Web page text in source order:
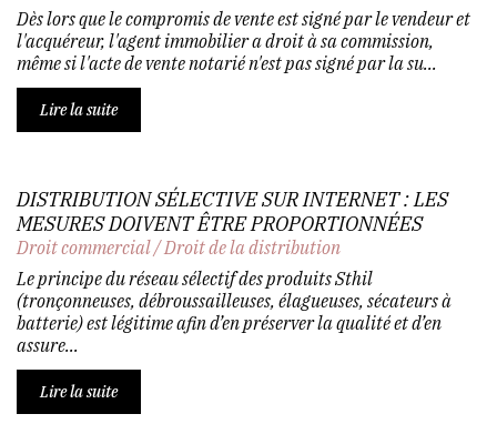
Dès lors que le compromis de vente est signé par le vendeur et
l'acquéreur, l'agent immobilier a droit à sa commission,
même si l'acte de vente notarié n'est pas signé par la su...
Lire la suite
DISTRIBUTION SÉLECTIVE SUR INTERNET : LES
MESURES DOIVENT ÊTRE PROPORTIONNÉES
Droit commercial/Droit de la distribution
Le principe du réseau sélectif des produits Sthil
(tronçonneuses, débroussailleuses, élagueuses, sécateurs à
batterie) est légitime afin d’en préserver la qualité et d’en
assure...
Lire la suite